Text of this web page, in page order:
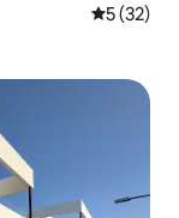
從 32 則評
5 (32)